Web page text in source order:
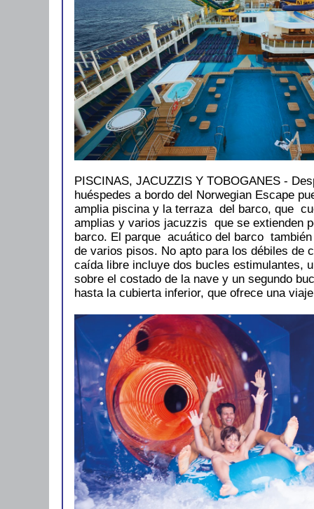
PISCINAS, JACUZZIS Y TOBOGANES -
huéspedes a bordo del Norwegian Escape
amplia piscina y la terraza del barco, que
amplias y varios jacuzzis que se extienden
barco. El parque acuático del barco
de varios pisos. No apto para los débiles de
caída libre incluye dos bucles estimulantes,
sobre el costado de la nave y un segundo
hasta la cubierta inferior, que ofrece una